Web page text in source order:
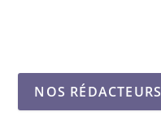
NOS RÉDACTEURS